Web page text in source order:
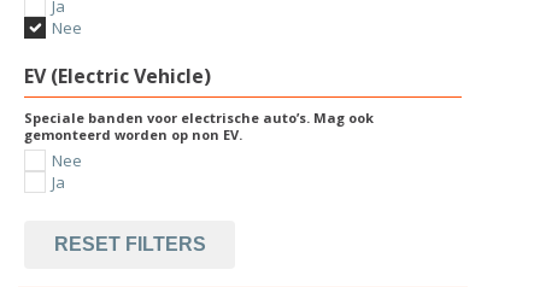
Ja
Nee
EV (Electric Vehicle)
Speciale banden voor electrische auto’s. Mag ook
gemonteerd worden op non EV.
Nee
Ja
RESET FILTERS